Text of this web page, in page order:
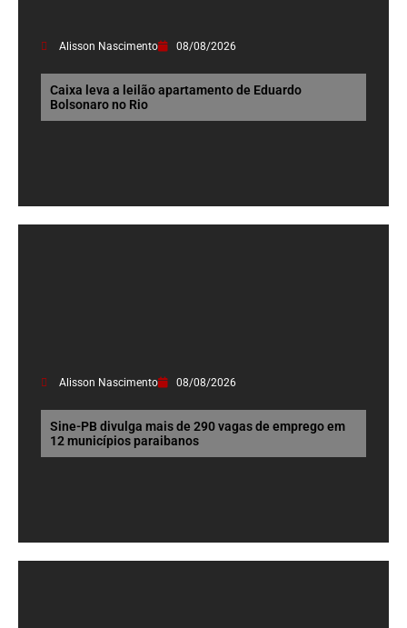
Alisson Nascimento 08/08/2026
Caixa leva a leilão apartamento de Eduardo
Bolsonaro no Rio
Alisson Nascimento 08/08/2026
Sine-PB divulga mais de 290 vagas de emprego em
12 municípios paraibanos